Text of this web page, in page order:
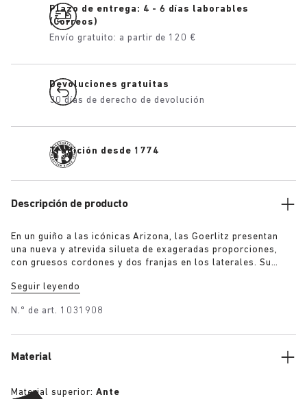
Plazo de entrega: 4 - 6 días laborables
(Correos)
Envío gratuito: a partir de 120 €
Devoluciones gratuitas
30 días de derecho de devolución
Tradición desde 1774
Descripción de producto
En un guiño a las icónicas Arizona, las Goerlitz presentan
una nueva y atrevida silueta de exageradas proporciones,
con gruesos cordones y dos franjas en los laterales. Su
al conjunto una fuerte presencia visual, mientras que el
textura y un toque de modernidad.
Seguir leyendo
N.º de art. 1031908
Material
Material superior: Ante